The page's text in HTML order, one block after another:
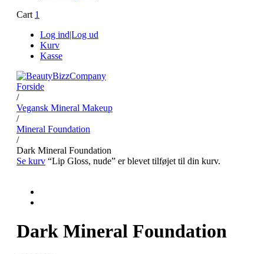
Cart 1
Log ind|Log ud
Kurv
Kasse
Forside
/
Vegansk Mineral Makeup
/
Mineral Foundation
/
Dark Mineral Foundation
Se kurv “Lip Gloss, nude” er blevet tilføjet til din kurv.
Dark Mineral Foundation